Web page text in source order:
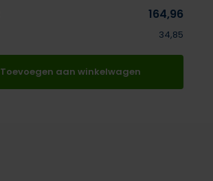
164,96
34,85
Toevoegen aan winkelwagen